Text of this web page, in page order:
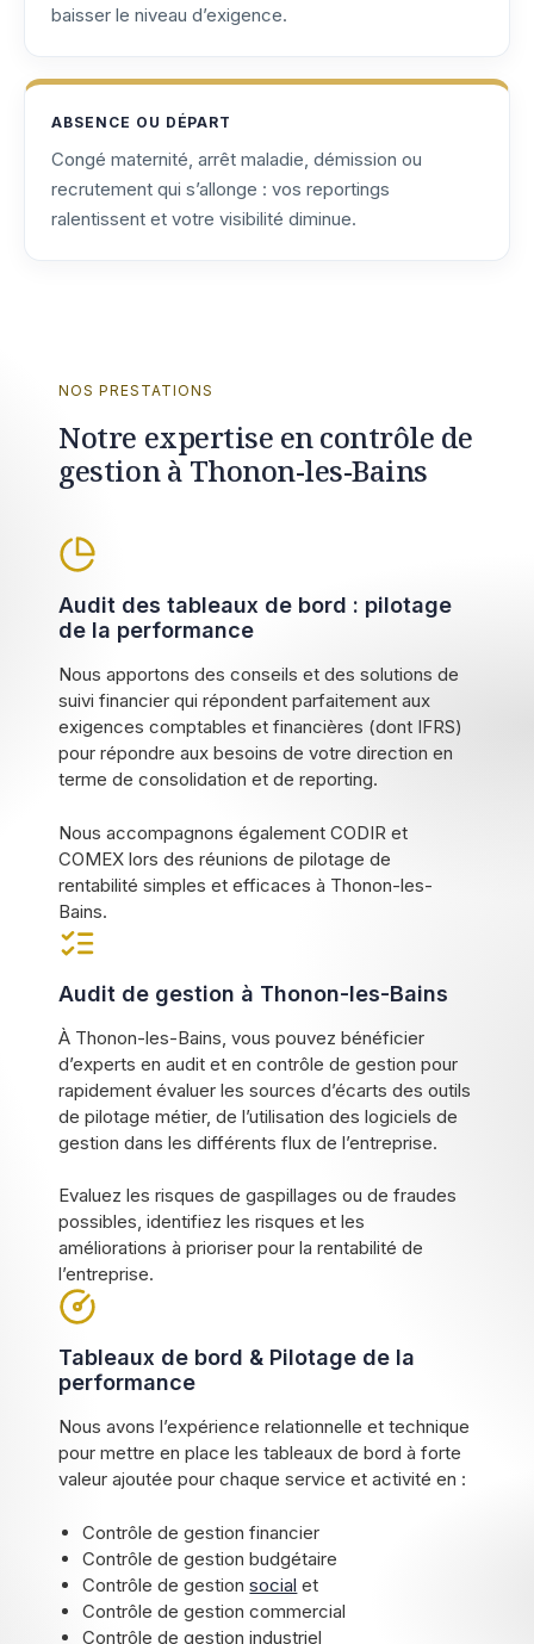
baisser le niveau d’exigence.
ABSENCE OU DÉPART
Congé maternité, arrêt maladie, démission ou
recrutement qui s’allonge : vos reportings
ralentissent et votre visibilité diminue.
NOS PRESTATIONS
Notre expertise en contrôle de
gestion à Thonon-les-Bains
Audit des tableaux de bord : pilotage
de la performance
Nous apportons des conseils et des solutions de
suivi financier qui répondent parfaitement aux
exigences comptables et financières (dont IFRS)
pour répondre aux besoins de votre direction en
terme de consolidation et de reporting.
Nous accompagnons également CODIR et
COMEX lors des réunions de pilotage de
rentabilité simples et efficaces à Thonon-les-
Bains.
Audit de gestion à Thonon-les-Bains
À Thonon-les-Bains, vous pouvez bénéficier
d’experts en audit et en contrôle de gestion pour
rapidement évaluer les sources d’écarts des outils
de pilotage métier, de l’utilisation des logiciels de
gestion dans les différents flux de l’entreprise.
Evaluez les risques de gaspillages ou de fraudes
possibles, identifiez les risques et les
améliorations à prioriser pour la rentabilité de
l’entreprise.
Tableaux de bord & Pilotage de la
performance
Nous avons l’expérience relationnelle et technique
pour mettre en place les tableaux de bord à forte
valeur ajoutée pour chaque service et activité en :
Contrôle de gestion financier
Contrôle de gestion budgétaire
Contrôle de gestionsocial et
Contrôle de gestion commercial
Contrôle de gestion industriel